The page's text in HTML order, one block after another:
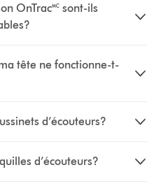
OnTrac🅪 sont-ils
tête ne fonctionne-t-
d’écouteurs?
d’écouteurs?